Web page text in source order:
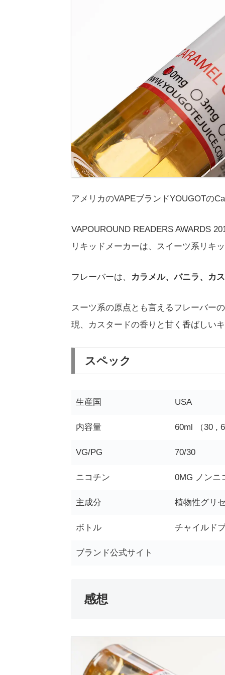
アメリカのVAPEブランドYOUGOTの
VAPOUROUND READERS AWARDS
リキッドメーカーは、スイーツ系リキ
フレーバーは、 カラメル、バニラ、カ
スーツ系の原点とも言えるフレーバー
現、カスタードの香りと甘く香ばしい
スペック
生産国 USA
内容量 60ml （30 ,
VG/PG 70/30
ニコチン 0MG ノンニ
主成分 植物性グリ
ボトル チャイルド
ブランド公式サイト
感想